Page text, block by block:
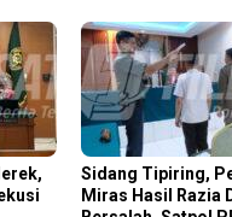
Sidang Tipiring,
Miras Hasil Razia